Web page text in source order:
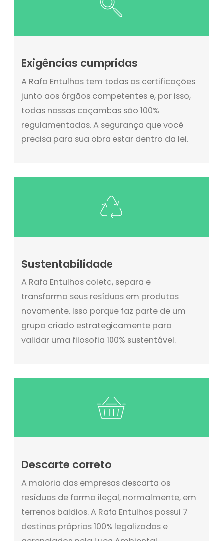
Exigências cumpridas
A Rafa Entulhos tem todas as certificações
junto aos órgãos competentes e, por isso,
todas nossas caçambas são 100%
regulamentadas. A segurança que você
precisa para sua obra estar dentro da lei.
Sustentabilidade
A Rafa Entulhos coleta, separa e
transforma seus resíduos em produtos
novamente. Isso porque faz parte de um
grupo criado estrategicamente para
validar uma filosofia 100% sustentável.
Descarte correto
A maioria das empresas descarta os
resíduos de forma ilegal, normalmente, em
terrenos baldios. A Rafa Entulhos possui 7
destinos próprios 100% legalizados e